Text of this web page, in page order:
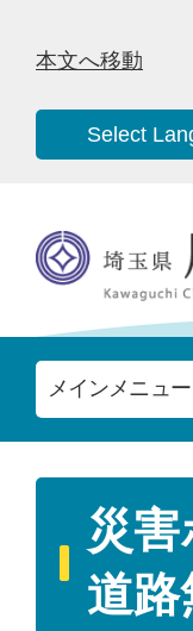
本文へ移動
Select
メインメニュー
災
道